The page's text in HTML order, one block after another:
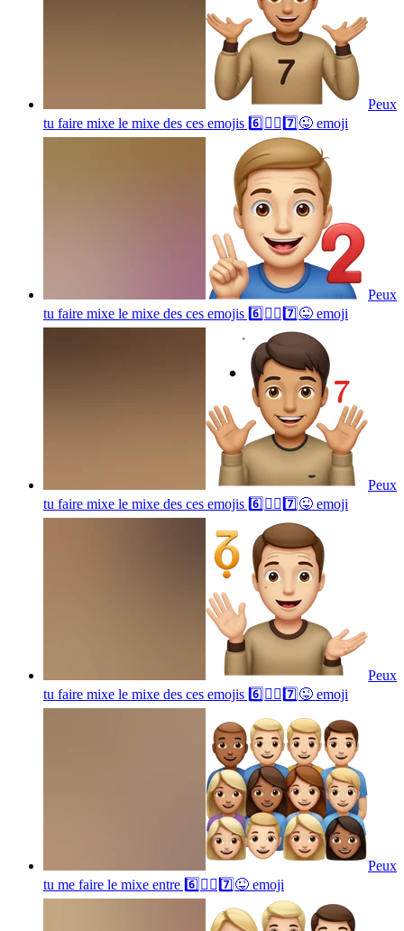
Peux
tu faire mixe le mixe des ces emojis 6️⃣🤷‍♂️7️⃣😜 emoji
Peux
tu faire mixe le mixe des ces emojis 6️⃣🤷‍♂️7️⃣😜 emoji
Peux
tu faire mixe le mixe des ces emojis 6️⃣🤷‍♂️7️⃣😜 emoji
Peux
tu faire mixe le mixe des ces emojis 6️⃣🤷‍♂️7️⃣😜 emoji
Peux
tu me faire le mixe entre 6️⃣🤷‍♂️7️⃣😜 emoji